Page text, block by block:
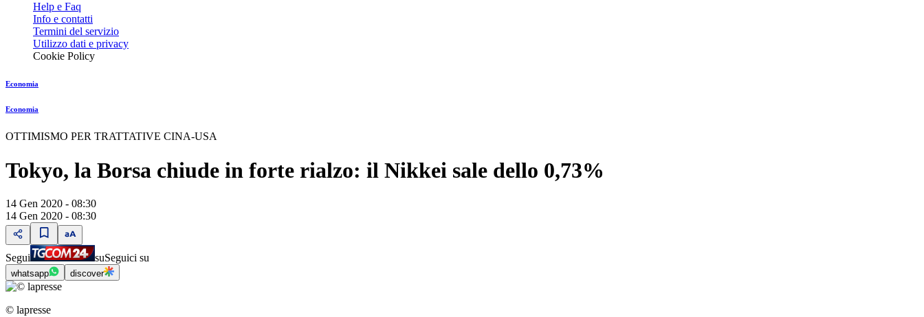
Help e Faq
Info e contatti
Termini del servizio
Utilizzo dati e privacy
Cookie Policy
Economia
Economia
OTTIMISMO PER TRATTATIVE CINA-USA
Tokyo, la Borsa chiude in forte rialzo: il Nikkei sale dello 0,73%
14 Gen 2020 - 08:30
14 Gen 2020 - 08:30
Segui suSeguici su
whatsapp discover
© lapresse